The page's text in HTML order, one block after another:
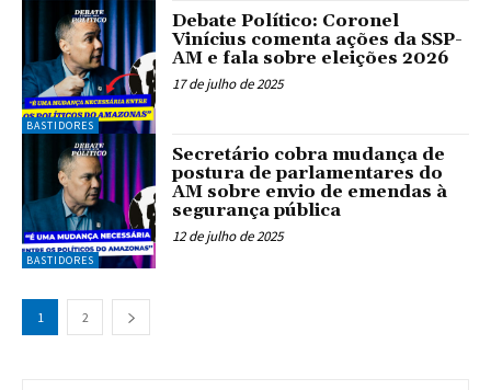
BASTIDORES
Debate Político: Coronel
Vinícius comenta ações da SSP-
AM e fala sobre eleições 2026
17 de julho de 2025
BASTIDORES
Secretário cobra mudança de
postura de parlamentares do
AM sobre envio de emendas à
segurança pública
12 de julho de 2025
1 2